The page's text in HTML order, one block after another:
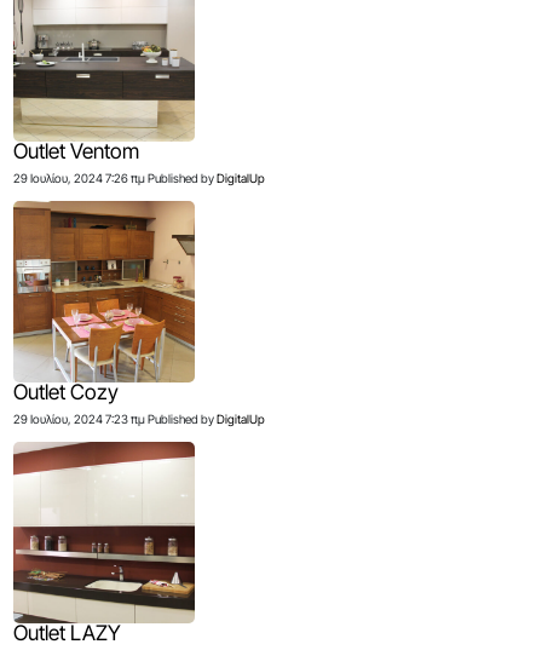
Outlet Ventom
29 Ιουλίου, 2024 7:26 πμ Published by DigitalUp
Outlet Cozy
29 Ιουλίου, 2024 7:23 πμ Published by DigitalUp
Outlet LAZY